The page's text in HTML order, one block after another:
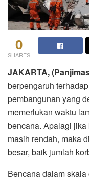
0
SHARES
JAKARTA,
berpengaruh
pembangunan yang
memerlukan waktu
bencana. Apalagi
masih rendah, maka
besar, baik jumlah
Bencana dalam